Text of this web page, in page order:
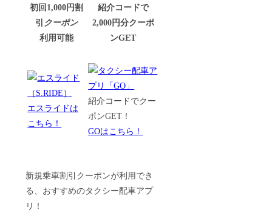
初回1,000円割
引 クーポン
利用可能
紹介コードで
2,000円分クーポ
ンGET
エスライドは
こちら！
紹介コードでクー
ポンGET！
GOはこちら！
新規乗車割引クーポンが利用でき
る、おすすめのタクシー配車アプ
リ！